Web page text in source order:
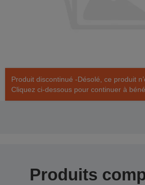
Produit discontinué -Désolé, ce produit
Cliquez ci-dessous pour continuer à
Produits